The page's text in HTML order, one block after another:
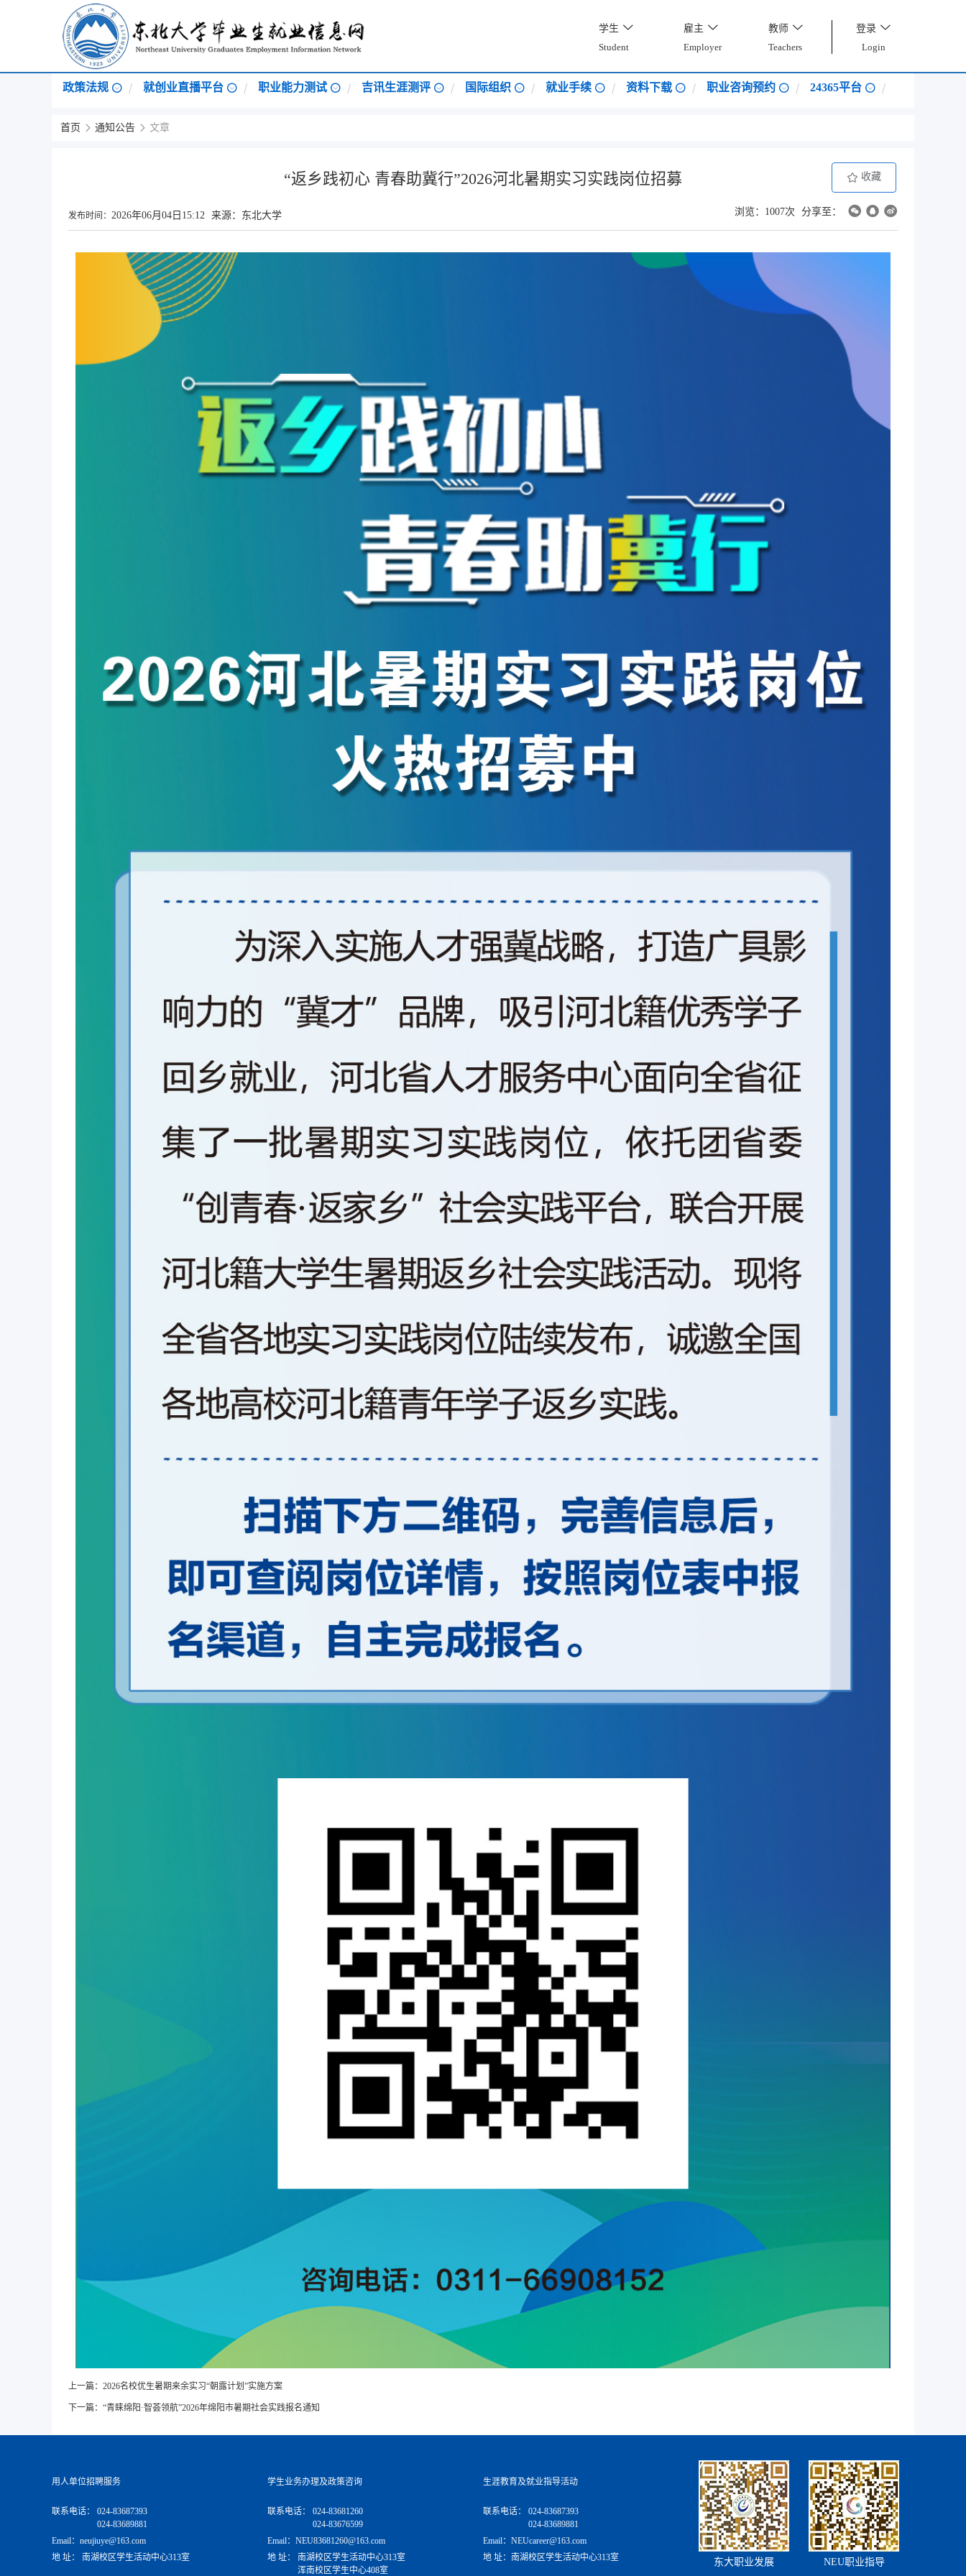
学生
Student
雇主
Employer
教师
Teachers
登录
Login
政策法规 就创业直播平台 职业能力测试 吉讯生涯测评 国际组织 就业手续 资料下载 职业咨询预约 24365平台
首页 通知公告 文章
“返乡践初心 青春助冀行”2026河北暑期实习实践岗位招募 收藏
浏览：1007次 分享至：
发布时间： 2026年06月04日15:12 来源：东北大学
上一篇： 2026名校优生暑期来余实习“朝露计划”实施方案
下一篇： “青睐绵阳·智荟领航”2026年绵阳市暑期社会实践报名通知
用人单位招聘服务
联系电话：
024-83687393
024-83689881
Email：neujiuye@163.com
地 址：
南湖校区学生活动中心313室
学生业务办理及政策咨询
联系电话：
024-83681260
024-83676599
Email：NEU83681260@163.com
地 址：
南湖校区学生活动中心313室
浑南校区学生中心408室
生涯教育及就业指导活动
联系电话：
024-83687393
024-83689881
Email：NEUcareer@163.com
地 址：南湖校区学生活动中心313室
东大职业发展 NEU职业指导